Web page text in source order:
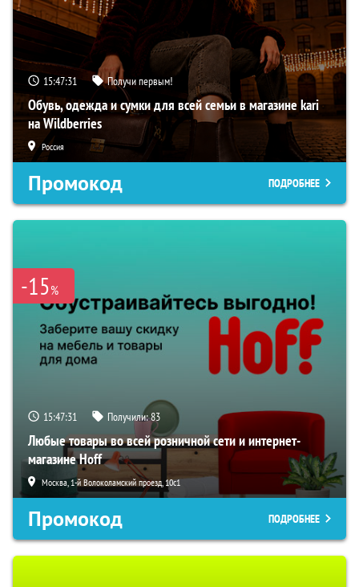
15:47:30 Получи первым!
Обувь, одежда и сумки для всей семьи в магазине kari
на Wildberries
Россия
Промокод ПОДРОБНЕЕ
-15%
15:47:30 Получили:83
Любые товары во всей розничной сети и интернет-
магазине Hoff
Москва, 1-й Волоколамский проезд, 10с1
Промокод ПОДРОБНЕЕ